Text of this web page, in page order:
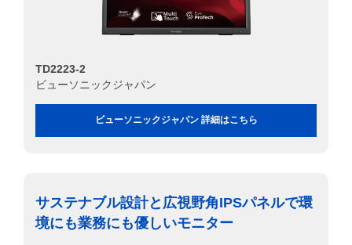
TD2223-2
ビューソニックジャパン
ビューソニックジャパン 詳細はこちら
サステナブル設計と広視野角IPSパネルで環
境にも業務にも優しいモニター